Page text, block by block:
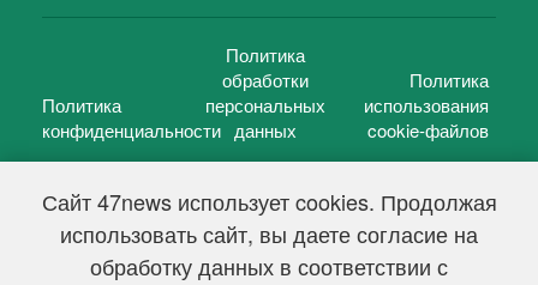
Сайт 47news использует cookies. Продолжая
использовать сайт, вы даете согласие на
обработку данных в соответствии с
Политика
конфиденциальности
Политика
обработки
персональных
данных
Политика
использования
cookie-файлов
47 новостей (47 news)2005 — 2026 г.
Свидетельство о регистрации СМИ Эл № ФС 77-39848, выдано